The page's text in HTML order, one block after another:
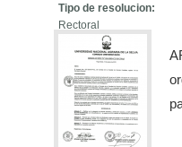
Tipo de resolucion:
Rectoral